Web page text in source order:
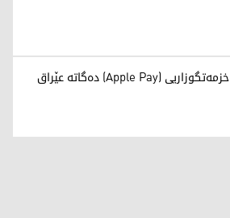
خزمەتگوزاریی (Apple Pay) دەگاتە عێراق